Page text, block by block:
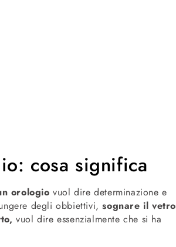
cosa significa
orologio vuol dire determinazione e
degli obbiettivi,sognare il vetro
vuol dire essenzialmente che si ha